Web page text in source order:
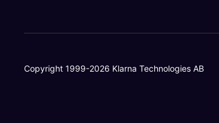
Copyright 1999-2026 Klarna Technologies AB